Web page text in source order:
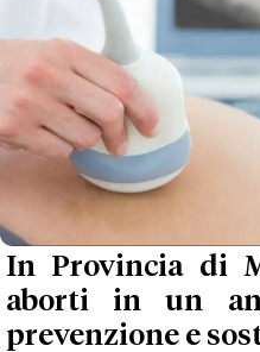
In Provincia di
aborti in un
prevenzione e